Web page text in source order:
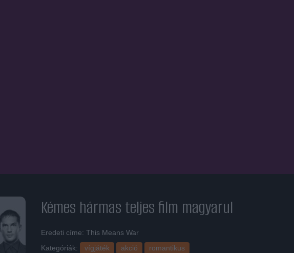
Kémes hármas teljes film magyarul
Eredeti címe: This Means War
Kategóriák:
vígjáték akció
romantikus